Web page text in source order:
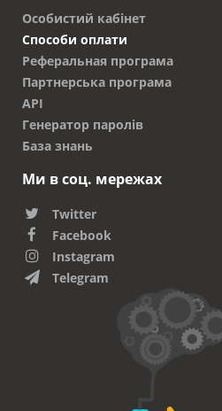
Особистий кабінет
Способи оплати
Реферальная програма
Партнерська програма
API
Генератор паролів
База знань
Ми в соц. мережах
Twitter
Facebook
Instagram
Telegram